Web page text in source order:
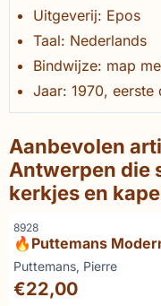
Uitgeverij: Epos
Taal: Nederlands
Bindwijze: map
Jaar: 1970, eerste
Aanbevolen
Antwerpen die
kerkjes en
Artikelnummer
8928
🔥Puttemans
bouwkunst in België
Merk:
Puttemans, Pierre
Prijs: 22,00
€22,00